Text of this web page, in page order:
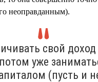
неоправданным).
свой
уже
(пусть и